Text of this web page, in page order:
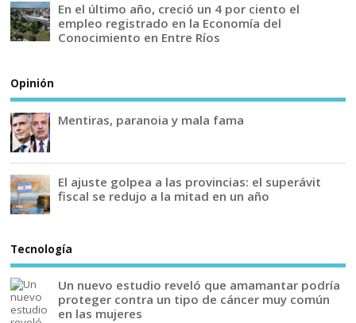
En el último año, creció un 4 por ciento el
empleo registrado en la Economía del
Conocimiento en Entre Ríos
Opinión
Mentiras, paranoia y mala fama
El ajuste golpea a las provincias: el superávit
fiscal se redujo a la mitad en un año
Tecnología
Un nuevo estudio reveló que amamantar podría
proteger contra un tipo de cáncer muy común
en las mujeres